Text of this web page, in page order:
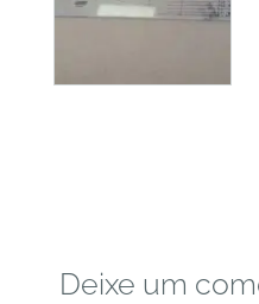
Deixe um